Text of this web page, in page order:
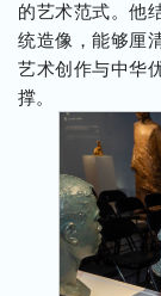
的艺术范式。他
统造像，能够厘
艺术创作与中华
撑。